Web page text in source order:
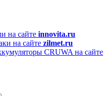
на сайте innovita.ru
на сайте zilmet.ru
CRUWA на сайте